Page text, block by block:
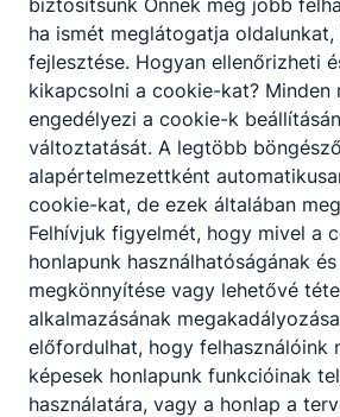
ha ismét meglátogatja oldalunkat,
fejlesztése. Hogyan ellenőrizheti
kikapcsolni a cookie-kat? Minden
engedélyezi a cookie-k
változtatását. A legtöbb böngésző
alapértelmezettként
cookie-kat, de ezek általában
Felhívjuk figyelmét, hogy mivel a
honlapunk használhatóságának
megkönnyítése vagy lehetővé
alkalmazásának
előfordulhat, hogy felhasználóink
képesek honlapunk funkcióinak
használatára, vagy a honlap a